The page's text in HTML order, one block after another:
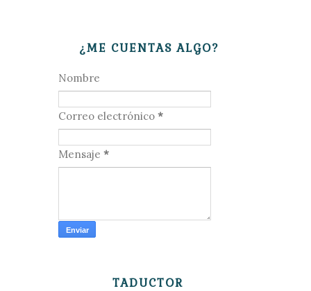
¿ME CUENTAS ALGO?
Nombre
Correo electrónico *
Mensaje *
TADUCTOR